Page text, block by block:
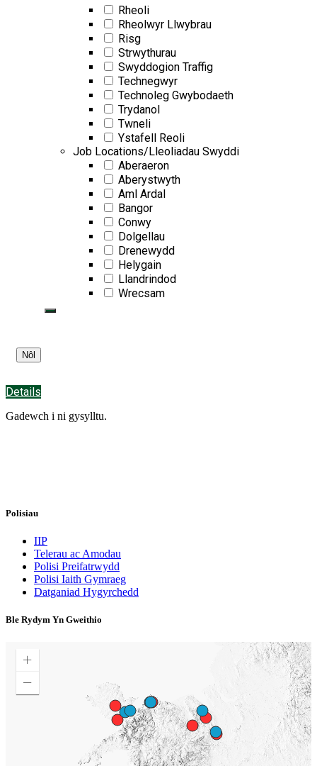
Rheoli
Rheolwyr Llwybrau
Risg
Strwythurau
Swyddogion Traffig
Technegwyr
Technoleg Gwybodaeth
Trydanol
Twneli
Ystafell Reoli
Job Locations/Lleoliadau Swyddi
Aberaeron
Aberystwyth
Aml Ardal
Bangor
Conwy
Dolgellau
Drenewydd
Helygain
Llandrindod
Wrecsam
Details
Gadewch i ni gysylltu.
Polisiau
IIP
Telerau ac Amodau
Polisi Preifatrwydd
Polisi Iaith Gymraeg
Datganiad Hygyrchedd
Ble Rydym Yn Gweithio